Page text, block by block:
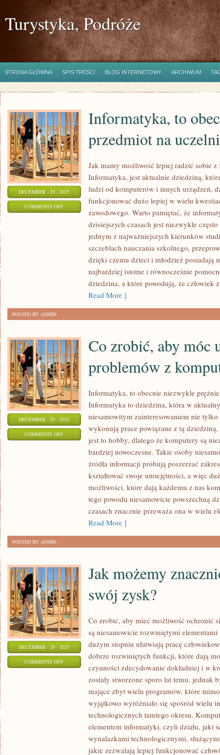
Turystyka, Podróże
STRONA GŁÓWNA SPIS TREŚCI BLOG INTERNETOWY ARCHIWUM
DECEMBER - 29 - 2025
COMMENTS OFFON
UCZELNIACH
Informatyka, to
przedmiot na
Jak mamy możliwość lepiej radzić sobie z
Informatyka, jest aktualnie dziedziną,
ludzi od komputerów i innych urządzeń,
funkcjonować dużo lepiej w wielu
zawodowego. Warto pamiętać, że
dzisiejszych czasach jest niezwykle
jednym z najważniejszych kierunków
szczeblach nauczania szkolnego,
dzięki czemu dzieci i młodzież posiadają
najbardziej istotne i równocześnie
dziedzina, a które powodują, że człowiek
Read More ]
POSTED BY ADMIN
DECEMBER - 29 - 2025
COMMENTS OFFON
Co zrobić, aby móc
problemów z
Informatyka, to obecnie niezwykle
Informatyka to dziedzina, która w
niesamowitym zainteresowaniem nie
wykonują prace powiązane z tą
jest to hobby, dlatego że komputery są
bardziej nowoczesne. Takie osoby
źródła informacji próbują poszerzać
kształtować swoje umiejętności, a więc
możliwości, które dają każdemu z nas
tego powodu niesamowicie powszechną
czasach znacznie przeważa ona w wielu
Read More ]
POSTED BY ADMIN
DECEMBER - 29 - 2025
COMMENTS OFFON
Jak możemy
swój zysk?
Co zrobić, aby mieć możliwość ochronić
są niesamowicie rozwiniętymi
dużym stopniu ułatwiają pracę
dobrze rozwiniętych funkcji, które dają
czynności zdecydowanie dokładniej i w
zostały stworzone sporo lat temu, jednak
mające zbyt wielu programów, które
wyjątkowo wyróżniało się spośród wielu
technologicznych tamtego okresu.
elementem informatyki, czyli działu, jaki
wynalazkami technologicznymi,
jakie zezwalają lepiej funkcjonować